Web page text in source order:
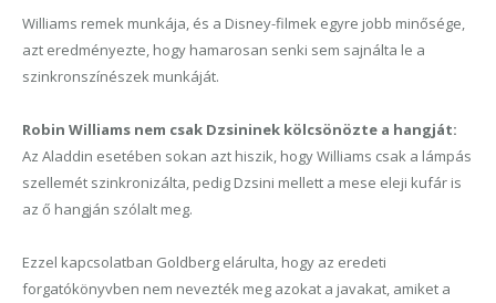
Williams remek munkája, és a Disney-filmek egyre jobb minősége,
azt eredményezte, hogy hamarosan senki sem sajnálta le a
szinkronszínészek munkáját.
Robin Williams nem csak Dzsininek kölcsönözte a hangját:
Az Aladdin esetében sokan azt hiszik, hogy Williams csak a lámpás
szellemét szinkronizálta, pedig Dzsini mellett a mese eleji kufár is
az ő hangján szólalt meg.
Ezzel kapcsolatban Goldberg elárulta, hogy az eredeti
forgatókönyvben nem nevezték meg azokat a javakat, amiket a